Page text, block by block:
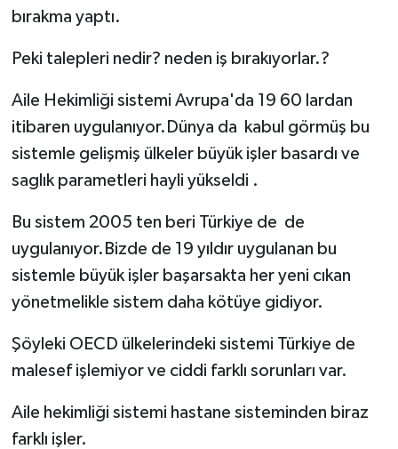
bırakma yaptı.
Peki talepleri nedir? neden iş bırakıyorlar.?
Aile Hekimliği sistemi Avrupa'da 19 60 lardan
itibaren uygulanıyor.Dünya da kabul görmüş bu
sistemle gelişmiş ülkeler büyük işler basardı ve
saglık parametleri hayli yükseldi .
Bu sistem 2005 ten beri Türkiye de de
uygulanıyor.Bizde de 19 yıldır uygulanan bu
sistemle büyük işler başarsakta her yeni cıkan
yönetmelikle sistem daha kötüye gidiyor.
Şöyleki OECD ülkelerindeki sistemi Türkiye de
malesef işlemiyor ve ciddi farklı sorunları var.
Aile hekimliği sistemi hastane sisteminden biraz
farklı işler.
Politika
Resmi İlan
Röportaj
Sağlık
SİYASET
Spor
Ulusal